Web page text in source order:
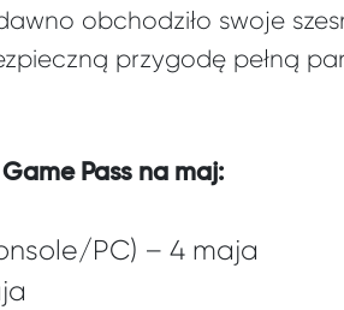
obchodziło swoje
przygodę pełną
Pass na maj:
PC) – 4 maja